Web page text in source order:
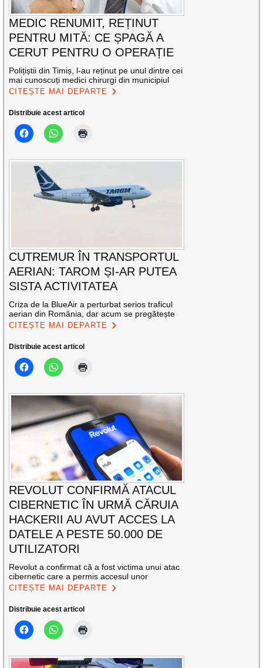
MEDIC RENUMIT, REȚINUT
PENTRU MITĂ: CE ȘPAGĂ A
CERUT PENTRU O OPERAȚIE
Polițiștii din Timiș, l-au reținut pe unul dintre cei
mai cunoscuți medici chirurgi din municipiul
CITEȘTE MAI DEPARTE
Distribuie acest articol
CUTREMUR ÎN TRANSPORTUL
AERIAN: TAROM ȘI-AR PUTEA
SISTA ACTIVITATEA
Criza de la BlueAir a perturbat serios traficul
aerian din România, dar acum se pregătește
CITEȘTE MAI DEPARTE
Distribuie acest articol
REVOLUT CONFIRMĂ ATACUL
CIBERNETIC ÎN URMĂ CĂRUIA
HACKERII AU AVUT ACCES LA
DATELE A PESTE 50.000 DE
UTILIZATORI
Revolut a confirmat că a fost victima unui atac
cibernetic care a permis accesul unor
CITEȘTE MAI DEPARTE
Distribuie acest articol